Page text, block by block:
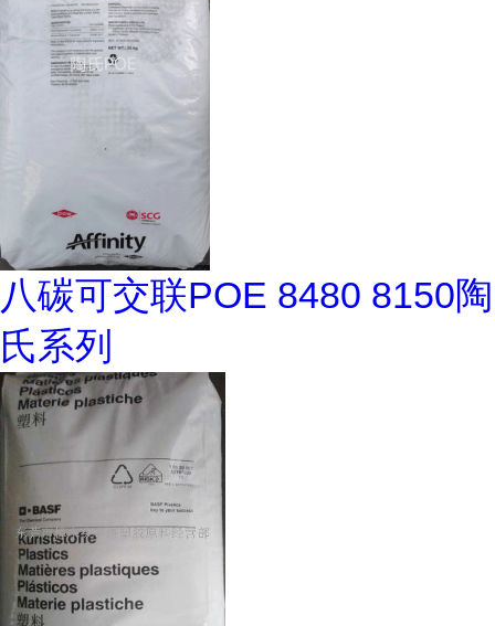
八碳可交联POE 8480 8150陶
氏系列